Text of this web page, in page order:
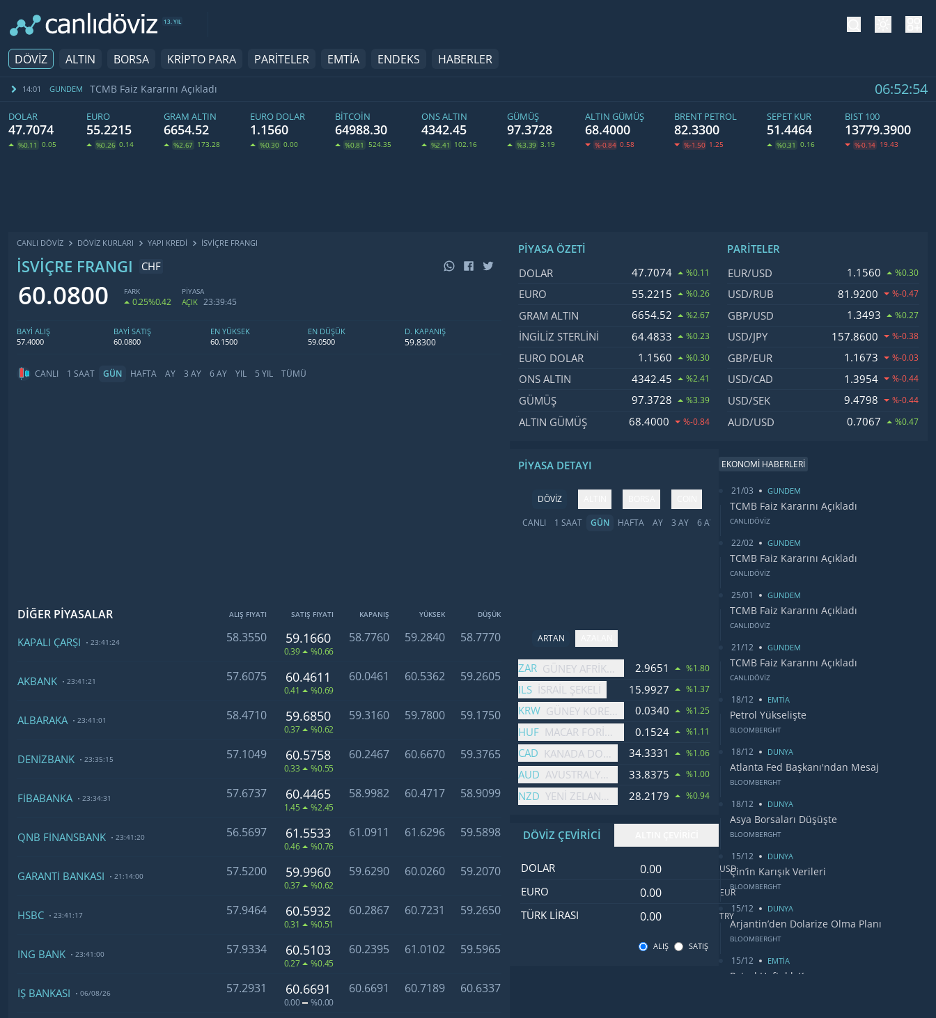
13. YIL
DÖVİZ ALTIN BORSA KRİPTO PARA PARİTELER EMTİA ENDEKS HABERLER
14:01 GUNDEM TCMB Faiz Kararını Açıkladı 06:52:54
DOLAR
47.7074
%0.11 0.05
EURO
55.2215
%0.26 0.14
GRAM ALTIN
6654.52
%2.67 173.28
EURO DOLAR
1.1560
%0.30 0.00
BITCOIN
64988.30
%0.81 524.35
ONS ALTIN
4342.45
%2.41 102.16
GÜMÜŞ
97.3728
%3.39 3.19
ALTIN GÜMÜŞ
68.4000
%-0.84 0.58
BRENT PETROL
82.3300
%-1.50 1.25
SEPET KUR
51.4464
%0.31 0.16
BIST 100
13779.3900
%-0.14 19.43
CANLI DÖVİZ DÖVIZ KURLARI YAPI KREDI İSVIÇRE FRANGI
İSVIÇRE FRANGI CHF
60.0800 FARK
0.25%0.42
PİYASA
AÇIK 23:39:45
BAYİ ALIŞ
57.4000
BAYİ SATIŞ
60.0800
EN YÜKSEK
60.1500
EN DÜŞÜK
59.0500
D. KAPANIŞ
59.8300
CANLI 1 SAAT GÜN HAFTA AY 3 AY 6 AY YIL 5 YIL TÜMÜ
DİĞER PİYASALAR ALIŞ FIYATI SATIŞ FIYATI KAPANIŞ YÜKSEK DÜŞÜK
KAPALI ÇARŞI 23:41:24 58.3550 59.1660
0.39 %0.66
58.7760 59.2840 58.7770
AKBANK 23:41:21 57.6075 60.4611
0.41 %0.69
60.0461 60.5362 59.2605
ALBARAKA 23:41:01 58.4710 59.6850
0.37 %0.62
59.3160 59.7800 59.1750
DENİZBANK 23:35:15 57.1049 60.5758
0.33 %0.55
60.2467 60.6670 59.3765
FİBABANKA 23:34:31 57.6737 60.4465
1.45 %2.45
58.9982 60.4717 58.9099
QNB FİNANSBANK 23:41:20 56.5697 61.5533
0.46 %0.76
61.0911 61.6296 59.5898
GARANTİ BANKASI 21:14:00 57.5200 59.9960
0.37 %0.62
59.6290 60.0260 59.2070
HSBC 23:41:17 57.9464 60.5932
0.31 %0.51
60.2867 60.7231 59.2650
ING BANK 23:41:00 57.9334 60.5103
0.27 %0.45
60.2395 61.0102 59.5965
İŞ BANKASI 06/08/26 57.2931 60.6691
0.00 %0.00
60.6691 60.7189 60.6337
PIYASA ÖZETI
İsim, Kod Fiyat, Değişim
DOLAR 47.7074 %0.11
EURO 55.2215 %0.26
GRAM ALTIN 6654.52 %2.67
İNGILIZ STERLINI 64.4833 %0.23
EURO DOLAR 1.1560 %0.30
ONS ALTIN 4342.45 %2.41
GÜMÜŞ 97.3728 %3.39
ALTIN GÜMÜŞ 68.4000 %-0.84
PIYASA DETAYI
DÖVİZ
CANLI
1 SAAT GÜN HAFTA AY 3 AY 6 AY YIL 5 YIL TÜMÜ
ARTAN
İsim FiyatDeğişim
ZAR GÜNEY AFRIKA RANDI2.9651 %1.80
ILS İSRAIL ŞEKELI 15.9927 %1.37
KRW GÜNEY KORE WONU0.0340 %1.25
HUF MACAR FORINTI 0.1524 %1.11
CAD KANADA DOLARI 34.3331 %1.06
AUD AVUSTRALYA DOLARI33.8375 %1.00
NZD YENI ZELANDA DOLARI
28.2179 %0.94
DÖVİZ ÇEVİRİCİ
İsimDeğer
DOLAR Dolar değeri USD
EURO Euro değeri EUR
TÜRK LIRASI Türk Lirası değeri
TRY
ALIŞ SATIŞ
PARITELER
İsim, Kod Fiyat, Değişim
EUR/USD 1.1560 %0.30
USD/RUB 81.9200 %-0.47
GBP/USD 1.3493 %0.27
USD/JPY 157.8600 %-0.38
GBP/EUR 1.1673 %-0.03
USD/CAD 1.3954 %-0.44
USD/SEK 9.4798 %-0.44
AUD/USD 0.7067 %0.47
EKONOMİ HABERLERİ
21/03 GUNDEM
TCMB Faiz Kararını Açıkladı
CANLIDÖVİZ
22/02 GUNDEM
TCMB Faiz Kararını Açıkladı
CANLIDÖVİZ
25/01 GUNDEM
TCMB Faiz Kararını Açıkladı
CANLIDÖVİZ
21/12 GUNDEM
TCMB Faiz Kararını Açıkladı
CANLIDÖVİZ
18/12 EMTİA
Petrol Yükselişte
BLOOMBERGHT
18/12 DUNYA
Atlanta Fed Başkanı'ndan Mesaj
BLOOMBERGHT
18/12 DUNYA
Asya Borsaları Düşüşte
BLOOMBERGHT
15/12 DUNYA
Çin’in Karışık Verileri
BLOOMBERGHT
15/12 DUNYA
Arjantin’den Dolarize Olma Planı
BLOOMBERGHT
15/12 EMTİA
Petrol Haftalık Kazancı